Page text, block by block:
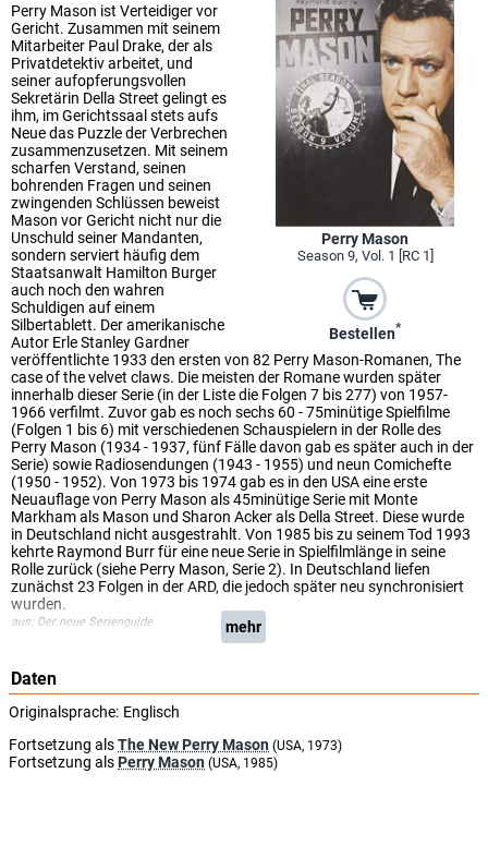
Perry Mason
Season 9, Vol. 1 [RC 1]
Bestellen*
Perry Mason ist Verteidiger vor
Gericht. Zusammen mit seinem
Mitarbeiter Paul Drake, der als
Privatdetektiv arbeitet, und
seiner aufopferungsvollen
Sekretärin Della Street gelingt es
ihm, im Gerichtssaal stets aufs
Neue das Puzzle der Verbrechen
zusammenzusetzen. Mit seinem
scharfen Verstand, seinen
bohrenden Fragen und seinen
zwingenden Schlüssen beweist
Mason vor Gericht nicht nur die
Unschuld seiner Mandanten,
sondern serviert häufig dem
Staatsanwalt Hamilton Burger
auch noch den wahren
Schuldigen auf einem
Silbertablett. Der amerikanische
Autor Erle Stanley Gardner
veröffentlichte 1933 den ersten von 82 Perry Mason-Romanen, The
case of the velvet claws. Die meisten der Romane wurden später
innerhalb dieser Serie (in der Liste die Folgen 7 bis 277) von 1957-
1966 verfilmt. Zuvor gab es noch sechs 60 - 75minütige Spielfilme
(Folgen 1 bis 6) mit verschiedenen Schauspielern in der Rolle des
Perry Mason (1934 - 1937, fünf Fälle davon gab es später auch in der
Serie) sowie Radiosendungen (1943 - 1955) und neun Comichefte
(1950 - 1952). Von 1973 bis 1974 gab es in den USA eine erste
Neuauflage von Perry Mason als 45minütige Serie mit Monte
Markham als Mason und Sharon Acker als Della Street. Diese wurde
in Deutschland nicht ausgestrahlt. Von 1985 bis zu seinem Tod 1993
kehrte Raymond Burr für eine neue Serie in Spielfilmlänge in seine
Rolle zurück (siehe Perry Mason, Serie 2). In Deutschland liefen
zunächst 23 Folgen in der ARD, die jedoch später neu synchronisiert
wurden.
aus: Der neue Serienguide mehr
Daten
Originalsprache: Englisch
Fortsetzung alsThe New Perry Mason (USA, 1973)
Fortsetzung alsPerry Mason (USA, 1985)